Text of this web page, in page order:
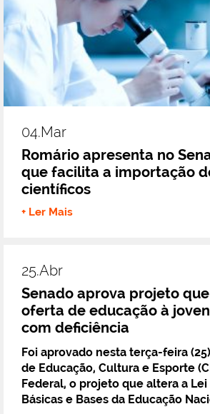
04.mar
Romário apresenta no
que facilita a importação
científicos
+ Ler Mais
25.abr
Senado aprova projeto
oferta de educação à
com deficiência
Foi aprovado nesta terça-feira
de Educação, Cultura e Esporte
Federal, o projeto que altera a
Básicas e Bases da Educação